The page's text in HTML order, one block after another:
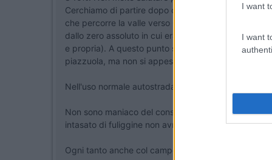
I want
I want
Cerchiamo di partire dopo che il sole ha agito un
che percorre la valle verso Casa Sanità-Palipert-
dallo zero assoluto in cui era prima. Da Casa
e propria). A questo punto si comincia a
piazzuola, ma non si appestano i vicini, e inoltre si
Nell'uso normale autostradale, non mi faccio dei
Non sono maniaco del consumo a tutti i costi,
intasato di fuliggine non avrò fatto un gran
Ogni tanto anche col camper bisogna fare il